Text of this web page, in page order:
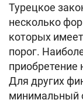
Турецкое
несколько
которых
порог.
приобретение
Для других
минимальный